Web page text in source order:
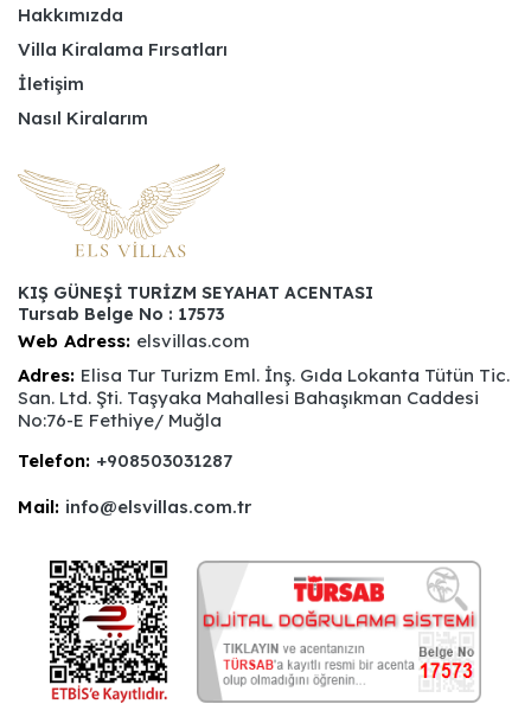
Hakkımızda
Villa Kiralama Fırsatları
İletişim
Nasıl Kiralarım
KIŞ GÜNEŞİ TURİZM SEYAHAT ACENTASI
Tursab Belge No : 17573
Web Adress: elsvillas.com
Adres: Elisa Tur Turizm Eml. İnş. Gıda Lokanta Tütün Tic.
San. Ltd. Şti. Taşyaka Mahallesi Bahaşıkman Caddesi
No:76-E Fethiye/ Muğla
Telefon: +908503031287
Mail: info@elsvillas.com.tr